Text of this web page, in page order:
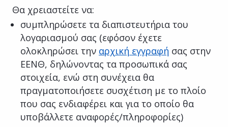
Θα χρειαστείτε να:
συμπληρώσετε τα διαπιστευτήρια του
λογαριασμού σας (εφόσον έχετε
ολοκληρώσει την αρχική εγγραφή σας στην
ΕΕΝΘ, δηλώνοντας τα προσωπικά σας
στοιχεία, ενώ στη συνέχεια θα
πραγματοποιήσετε συσχέτιση με το πλοίο
που σας ενδιαφέρει και για το οποίο θα
υποβάλλετε αναφορές/πληροφορίες)